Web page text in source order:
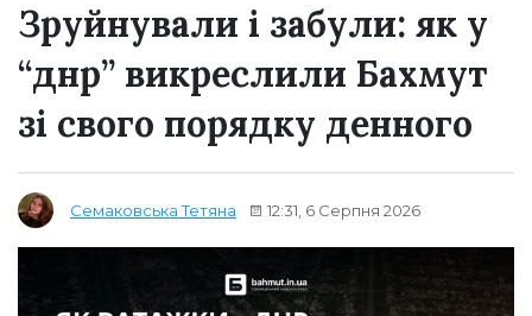
Зруйнували і забули: як у
“днр” викреслили Бахмут
зі свого порядку денного
Семаковська Тетяна 12:31, 6 Серпня 2026